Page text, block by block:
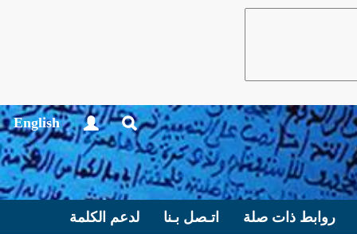
English
روابط ذات صلة اتـصل بـنا لدعم الكلمة